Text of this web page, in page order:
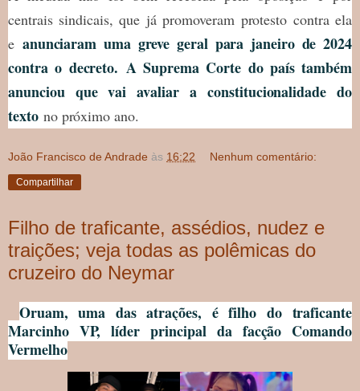
centrais sindicais, que já promoveram protesto contra ela
e anunciaram uma greve geral para janeiro de 2024
contra o decreto. A Suprema Corte do país também
anunciou que vai avaliar a constitucionalidade do
texto no próximo ano.
João Francisco de Andrade às 16:22 Nenhum comentário:
Compartilhar
Filho de traficante, assédios, nudez e
traições; veja todas as polêmicas do
cruzeiro do Neymar
Oruam, uma das atrações, é filho do traficante
Marcinho VP, líder principal da facção Comando
Vermelho